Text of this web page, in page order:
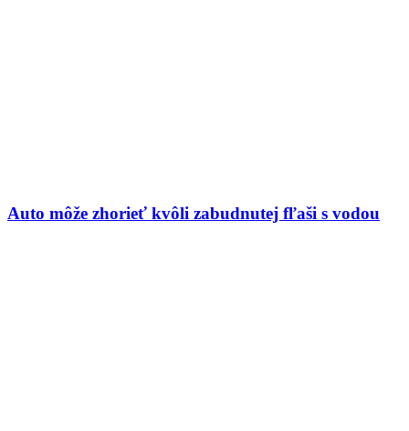
Auto môže zhorieť kvôli zabudnutej fľaši s vodou